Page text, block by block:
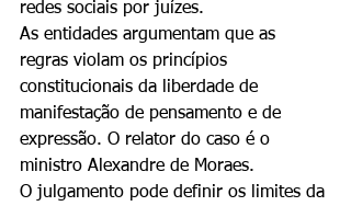
redes sociais por juízes.
As entidades argumentam que as
regras violam os princípios
constitucionais da liberdade de
manifestação de pensamento e de
expressão. O relator do caso é o
ministro Alexandre de Moraes.
O julgamento pode definir os limites da